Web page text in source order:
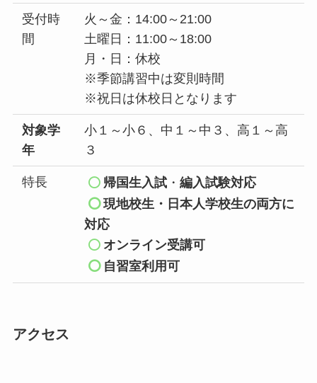
受付時
間
火～金：14:00～21:00
土曜日：11:00～18:00
月・日：休校
※季節講習中は変則時間
※祝日は休校日となります
対象学
年
小１～小６、中１～中３、高１～高
３
特長 帰国生入試 ・編入試験対応
現地校生 ・日本人学校生の両方に
対応
オンライン受講可
自習室利用可
アクセス